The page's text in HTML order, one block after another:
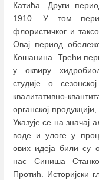
Катића. Други
1910. У том
флористичког и
Овај период
Кошанина. Трећи
у оквиру
студије о
квалитативно-
органској
Указује се на значај
воде и улоге у
ових идеја били су
нас Синиша
Протић. Историјски